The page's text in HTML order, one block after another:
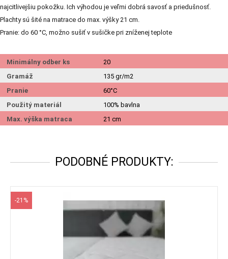
najcitlivejšiu pokožku. Ich výhodou je veľmi dobrá savosť a priedušnosť.
Plachty sú šité na matrace do max. výšky 21 cm.
Pranie: do 60 °C, možno sušiť v sušičke pri zníženej teplote
Minimálny odber ks
20
Gramáž
135 gr/m2
Pranie
60°C
Použitý materiál
100% bavlna
Max. výška matraca
21 cm
PODOBNÉ PRODUKTY:
-21%